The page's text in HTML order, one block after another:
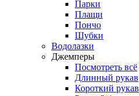
Парки
Плащи
Пончо
Шубки
Водолазки
Джемперы
Посмотреть всё
Длинный рукав
Короткий рукав